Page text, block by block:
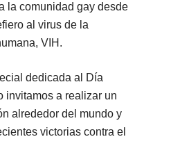
la comunidad gay desde
al virus de la
VIH.
dedicada al Día
invitamos a realizar un
alrededor del mundo y
victorias contra el